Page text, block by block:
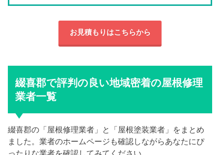
お見積もりはこちらから
綴喜郡で評判の良い地域密着の屋根修理
業者一覧
綴喜郡の「屋根修理業者」と「屋根塗装業者」をまとめ
ました。業者のホームページも確認しながらあなたにぴ
ったりな業者を確認してみてください。